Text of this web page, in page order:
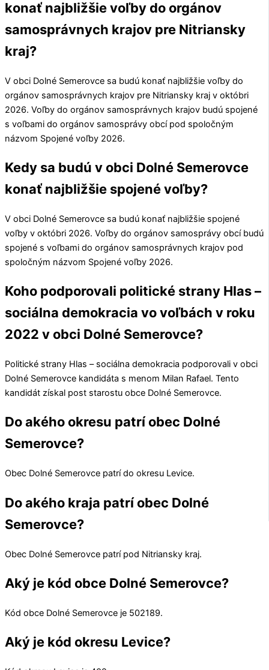
konať najbližšie voľby do orgánov
samosprávnych krajov pre Nitriansky
kraj?
V obci Dolné Semerovce sa budú konať najbližšie voľby do
orgánov samosprávnych krajov pre Nitriansky kraj v októbri
2026. Voľby do orgánov samosprávnych krajov budú spojené
s voľbami do orgánov samosprávy obcí pod spoločným
názvom Spojené voľby 2026.
Kedy sa budú v obci Dolné Semerovce
konať najbližšie spojené voľby?
V obci Dolné Semerovce sa budú konať najbližšie spojené
voľby v októbri 2026. Voľby do orgánov samosprávy obcí budú
spojené s voľbami do orgánov samosprávnych krajov pod
spoločným názvom Spojené voľby 2026.
Koho podporovali politické strany Hlas –
sociálna demokracia vo voľbách v roku
2022 v obci Dolné Semerovce?
Politické strany Hlas – sociálna demokracia podporovali v obci
Dolné Semerovce kandidáta s menom Milan Rafael. Tento
kandidát získal post starostu obce Dolné Semerovce.
Do akého okresu patrí obec Dolné
Semerovce?
Obec Dolné Semerovce patrí do okresu Levice.
Do akého kraja patrí obec Dolné
Semerovce?
Obec Dolné Semerovce patrí pod Nitriansky kraj.
Aký je kód obce Dolné Semerovce?
Kód obce Dolné Semerovce je 502189.
Aký je kód okresu Levice?